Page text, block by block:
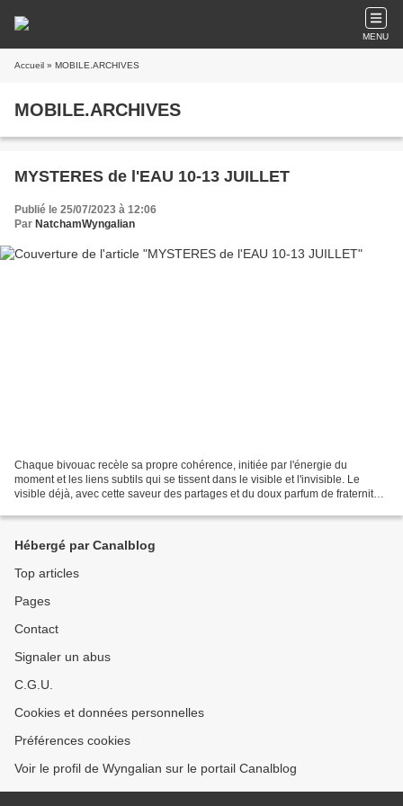
MENU
Accueil » MOBILE.ARCHIVES
MOBILE.ARCHIVES
MYSTERES de l'EAU 10-13 JUILLET
Publié le 25/07/2023 à 12:06
Par NatchamWyngalian
Chaque bivouac recèle sa propre cohérence, initiée par l'énergie du
moment et les liens subtils qui se tissent dans le visible et l'invisible. Le
visible déjà, avec cette saveur des partages et du doux parfum de fraternité
Hébergé par Canalblog
Top articles
Pages
Contact
Signaler un abus
C.G.U.
Cookies et données personnelles
Préférences cookies
Voir le profil de Wyngalian sur le portail Canalblog